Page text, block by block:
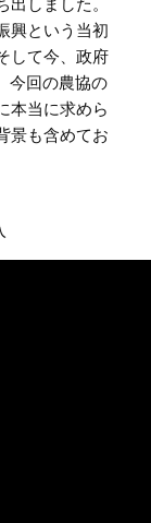
しました。
興という当初
して今、政府
今回の農協の
本当に求めら
景も含めてお